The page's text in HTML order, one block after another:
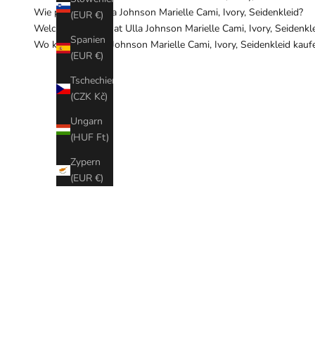
(EUR €)
Spanien
(EUR €)
Tschechien
(CZK Kč)
Ungarn
(HUF Ft)
Zypern
(EUR €)
Wie pflege ich Ulla Johnson Marielle Cami, Ivory, Seidenkleid?
Welchen Schnitt hat Ulla Johnson Marielle Cami, Ivory,
Wo kann ich Ulla Johnson Marielle Cami, Ivory, Seidenkleid